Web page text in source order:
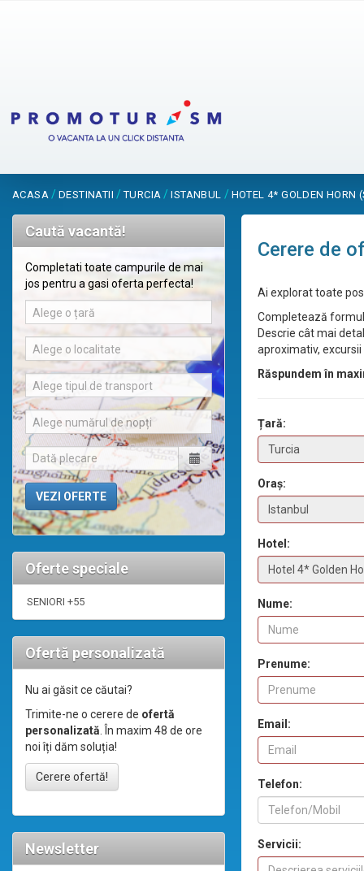
ACASA / DESTINATII /TURCIA /ISTANBUL / HOTEL 4* GOLDEN HORN
Caută vacantă!
Completati toate campurile de mai
jos pentru a gasi oferta perfecta!
Alege o țară
Alege o localitate
Alege tipul de transport
Alege numărul de nopți
Oferte speciale
SENIORI +55
Ofertă personalizată
Nu ai găsit ce căutai?
Trimite-ne o cerere de ofertă
personalizată. În maxim 48 de ore
noi îți dăm soluția!
Cerere ofertă!
Newsletter
Cerere de
Ai explorat toate
Completează
Descrie cât mai
aproximativ,
Răspundem în
Țară:
Oraș:
Hotel:
Nume:
Prenume:
Email:
Telefon:
Servicii: